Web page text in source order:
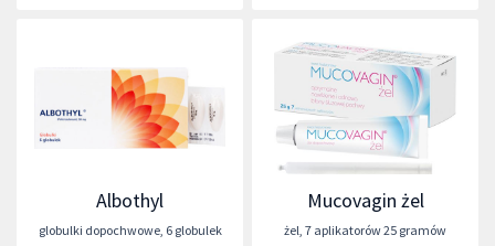
Albothyl
globulki dopochwowe, 6 globulek
Mucovagin żel
żel, 7 aplikatorów 25 gramów